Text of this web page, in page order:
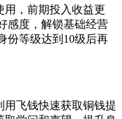
，前期投入收益更
感度，解锁基础经营
份等级达到10级后再
飞钱快速获取铜钱提